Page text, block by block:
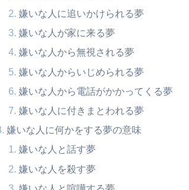
嫌いな人に追いかけられる夢
嫌いな人が家に来る夢
嫌いな人から無視される夢
嫌いな人からいじめられる夢
嫌いな人から電話がかかってくる夢
嫌いな人に付きまとわれる夢
嫌いな人に何かをする夢の意味
嫌いな人と話す夢
嫌いな人を殺す夢